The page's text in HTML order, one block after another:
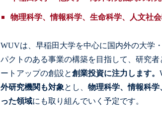
物理科学、情報科学、生命科学、人文社
WUVは、早稲田大学を中心に国内外の大学
パクトのある事業の構築を目指して、研究
ートアップの創設と創業投資に注力します。
外研究機関も対象とし、物理科学、情報科
った領域にも取り組んでいく予定です。